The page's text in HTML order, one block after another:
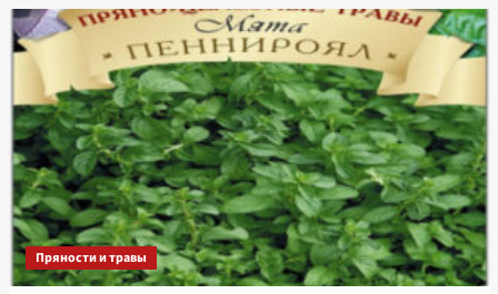
Пряности и травы